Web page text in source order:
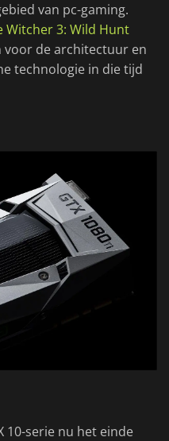
van pc-gaming.
Witcher 3: Wild Hunt
voor de architectuur en
technologie in die tijd
10-serie nu het einde